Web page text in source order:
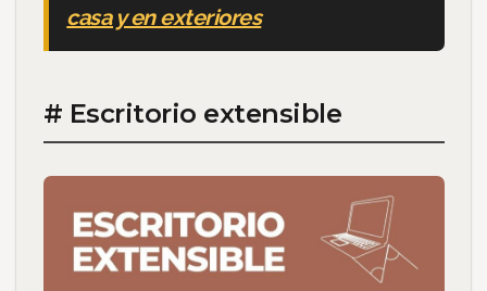
casa y en exteriores
# Escritorio extensible